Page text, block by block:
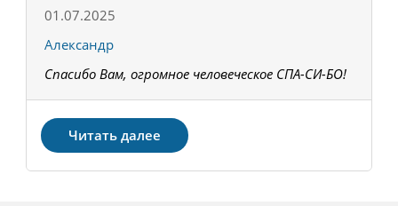
01.07.2025
Александр
Спасибо Вам, огромное человеческое СПА-СИ-БО!
Читать далее